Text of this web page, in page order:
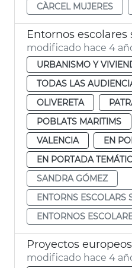
CÀRCEL MUJERES
Entornos escolares
modificado hace 4
URBANISMO Y
TODAS LAS
OLIVERETA
POBLATS MARITIMS
VALENCIA
EN
EN PORTADA
SANDRA GÓMEZ
ENTORNS ESCOLARS
ENTORNOS
modificado hace 4